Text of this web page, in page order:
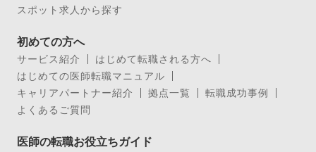
スポット求人から探す
初めての方へ
サービス紹介
はじめて転職される方へ
はじめての医師転職マニュアル
キャリアパートナー紹介
拠点一覧
転職成功事例
よくあるご質問
医師の転職お役立ちガイド